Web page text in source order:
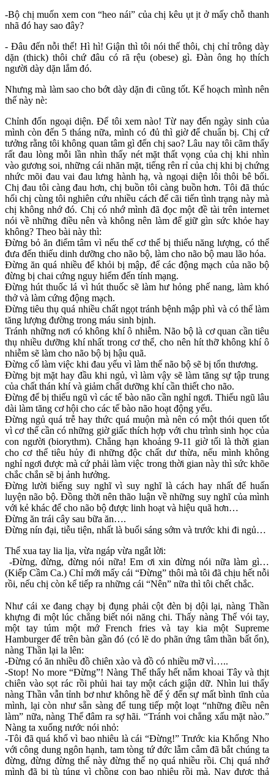
-Bộ chị muốn xem con “heo nái” của chị kêu ụt ịt ở mấy chỗ thanh
nhã đó hay sao đây?
- Đâu đến nỗi thế! Hì hì! Giận thì tôi nói thế thôi, chị chỉ trông dày
dặn (thick) thôi chứ đâu có rã rệu (obese) gì. Đàn ông họ thích
người dày dặn lắm đó.
Nhưng mà làm sao cho bớt dày dặn đi cũng tốt. Kế hoạch mình nên
thế này nè:
Chỉnh đốn ngoại diện. Để tôi xem nào! Từ nay đến ngày sinh của
mình còn đến 5 tháng nữa, mình có đủ thì giờ để chuẩn bị. Chị cứ
tưởng rằng tôi không quan tâm gì đến chị sao? Lâu nay tôi cãm thấy
rất đau lòng mỗi lần nhìn thấy nét mặt thất vọng của chị khi nhìn
vào gương soi, những cái nhăn mặt, tiếng rên rỉ của chị khi bị chứng
nhức mõi đau vai đau lưng hành hạ, và ngoại diện lôi thôi bê bối.
Chị đau tôi càng đau hơn, chị buồn tôi càng buồn hơn. Tôi đã thúc
hối chị cùng tôi nghiên cứu nhiều cách để cãi tiến tình trạng này mà
chị không nhớ đó. Chị có nhớ mình đã đọc một đề tài trên internet
nói về những điều nên và không nên làm để giữ gìn sức khỏe hay
không? Theo bài này thì:
Đừng bỏ ăn điểm tâm vì nếu thế cơ thể bị thiếu năng lượng, có thể
đưa đến thiếu dinh dưỡng cho não bộ, làm cho não bộ mau lão hóa.
Đừng ăn quá nhiều để khỏi bị mập, để các động mạch của não bộ
đừng bị chai cứng nguy hiểm đến tính mạng.
Đừng hút thuốc lá vì hút thuốc sẽ làm hư hỏng phế nang, làm khó
thở và làm cứng động mạch.
Đừng tiêu thụ quá nhiều chất ngọt tránh bệnh mập phì và có thể làm
tăng lượng đường trong máu sinh bịnh.
Tránh những nơi có không khí ô nhiễm. Não bộ là cơ quan cần tiêu
thụ nhiều dưỡng khí nhất trong cơ thể, cho nên hít thỡ không khí ô
nhiễm sẽ làm cho não bộ bị hậu quã.
Đừng cố làm việc khi đau yếu vì làm thế não bộ sẽ bị tổn thương.
Đừng bịt mặt hay đầu khi ngủ, vì làm vậy sẽ làm tăng sự tập trung
của chất thán khí và giảm chất dưỡng khí cần thiết cho não.
Đừng để bị thiếu ngũ vì các tế bào não cần nghỉ ngơi. Thiếu ngũ lâu
dài làm tăng cơ hội cho các tế bào não hoạt động yếu.
Đừng ngủ quá trễ hay thức quá muộn mà nên có một thói quen tốt
vì cơ thể cần có những giờ giấc thích hợp với chu trình sinh học của
con người (biorythm). Chẳng hạn khoảng 9-11 giờ tối là thời gian
cho cơ thể tiêu hủy đi những độc chất dư thừa, nếu mình không
nghỉ ngơi được mà cứ phải làm việc trong thời gian này thì sức khõe
chắc chắn sẽ bị ảnh hưởng.
Đừng lười biếng suy nghĩ vì suy nghĩ là cách hay nhất để huấn
luyện não bộ. Đồng thời nên thão luận về những suy nghĩ của mình
với kẻ khác để cho não bộ được linh hoạt và hiệu quã hơn…
Đừng ăn trái cây sau bữa ăn….
Đừng nín đại, tiễu tiện, nhất là buổi sáng sớm và trước khi đi ngủ…
Thể xua tay lia lịa, vừa ngáp vừa ngắt lời:
-Đừng, đừng, đừng nói nữa! Em ơi xin đừng nói nữa làm gì…
(Kiếp Cầm Ca.) Chỉ mới mấy cái “Đừng” thôi mà tôi đã chịu hết nỗi
rồi, nếu chị còn kể tiếp ra những cái “Nên” nữa thì tôi chết chắc.
Như cái xe đang chạy bị đụng phải cột đèn bị dội lại, nàng Thần
khựng đi một lúc chẳng biết nói năng chi. Thấy nàng Thể vói tay,
một tay túm một mớ French fries và tay kia một Supreme
Hamburger để trên bàn gần đó (có lẽ do phãn ứng tâm thần bất ổn),
nàng Thần lại la lên:
-Đừng có ăn nhiều đồ chiên xào và đồ có nhiều mỡ vì…..
-Stop! No more “Đừng”! Nàng Thể thẩy hết nắm khoai Tây và thịt
chiên vào sọt rác rồi phủi hai tay một cách giận dữ. Nhìn lui thấy
nàng Thần vẫn tỉnh bơ như không hề để ý đến sự mất bình tĩnh của
mình, lại còn như sẵn sàng để tung tiếp một loạt “những điều nên
làm” nữa, nàng Thể đâm ra sợ hãi. “Tránh voi chẳng xấu mặt nào.”
Nàng ta xuống nước nói nhỏ:
-Tôi đã quá khổ vì bao nhiêu là cái “Đừng!” Trước kia Khổng Nho
với công dung ngôn hạnh, tam tòng tứ đức lẫm cẫm đã bắt chúng ta
đừng, đừng đừng thế này đừng thế nọ quá nhiều rồi. Chị quá nhớ
mình đã bị tù túng vì chồng con bao nhiêu rồi mà. Nay được thả